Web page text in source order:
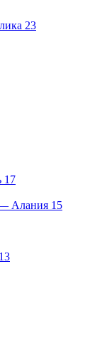
23
17
— Алания 15
13